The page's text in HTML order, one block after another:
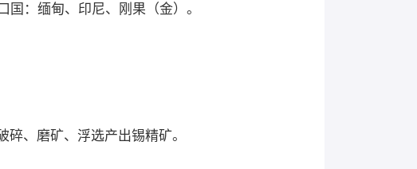
：缅甸、印尼、刚果（金）。
、磨矿、浮选产出锡精矿。